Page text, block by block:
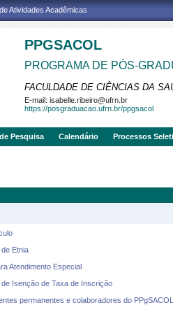
Atividades Acadêmicas
PPGSACOL
PROGRAMA DE PÓS-
FACULDADE DE CIÊNCIAS DA
E-mail: isabelle.ribeiro@ufrn.br
https://posgraduacao.ufrn.br/ppgsacol
Pesquisa Calendário Processos
Etnia
Atendimento Especial
Isenção de Taxa de Inscrição
permanentes e colaboradores do PPgSACOL